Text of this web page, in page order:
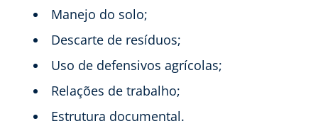
Manejo do solo;
Descarte de resíduos;
Uso de defensivos agrícolas;
Relações de trabalho;
Estrutura documental.